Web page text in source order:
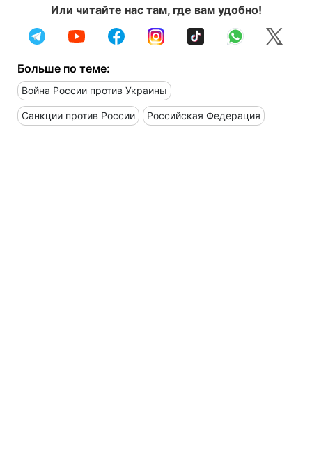
Или читайте нас там, где вам удобно!
Больше по теме:
Война России против Украины
Санкции против России Российская Федерация